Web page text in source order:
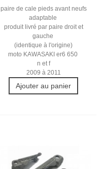
paire de cale pieds avant neufs
adaptable
produit livré par paire droit et
gauche
(identique à l'origine)
moto KAWASAKI er6 650
n et f
2009 à 2011
Ajouter au panier